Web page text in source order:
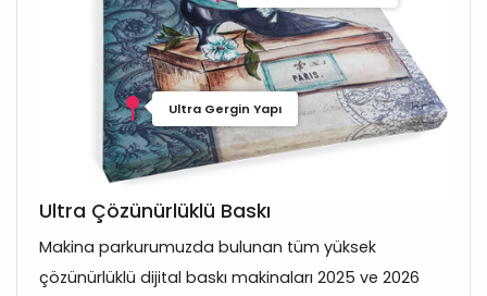
Ultra Gergin Yapı
Ultra Çözünürlüklü Baskı
Makina parkurumuzda bulunan tüm yüksek
çözünürlüklü dijital baskı makinaları 2025 ve 2026